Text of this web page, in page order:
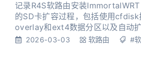
记录R4S软路由安装
的SD卡扩容过程，包括使用cfdisk
overlay和ext4数据分区以及自动扩
2026-03-03 软路由 #